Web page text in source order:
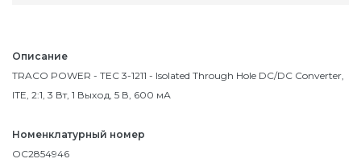
Описание
TRACO POWER - TEC 3-1211 - Isolated Through Hole DC/DC Converter,
ITE, 2:1, 3 Вт, 1 Выход, 5 В, 600 мА
Номенклатурный номер
OC2854946